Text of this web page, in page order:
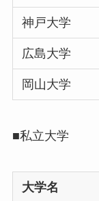
神戸大学
広島大学
岡山大学
■私立大学
大学名